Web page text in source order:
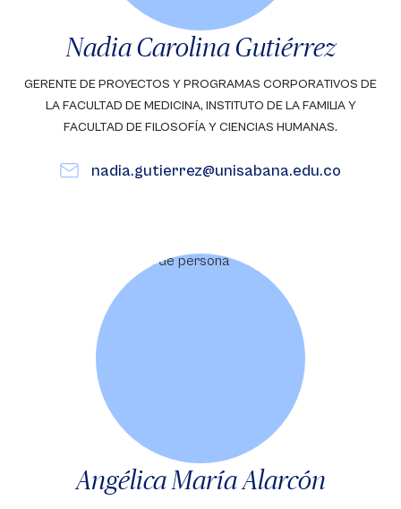
Nadia Carolina Gutiérrez
GERENTE DE PROYECTOS Y PROGRAMAS CORPORATIVOS DE
LA FACULTAD DE MEDICINA, INSTITUTO DE LA FAMILIA Y
FACULTAD DE FILOSOFÍA Y CIENCIAS HUMANAS.
nadia.gutierrez@unisabana.edu.co
Angélica María Alarcón